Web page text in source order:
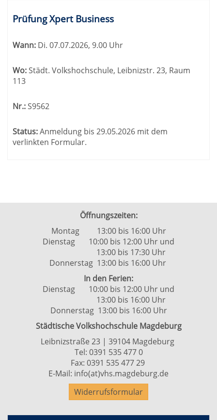
Prüfung Xpert Business
Wann: Di. 07.07.2026, 9.00 Uhr
Wo:Städt. Volkshochschule, Leibnizstr. 23, Raum
113
Nr.:S9562
Status:Anmeldung bis 29.05.2026 mit dem
verlinkten Formular.
Öffnungszeiten:
Montag 13:00 bis 16:00 Uhr
Dienstag 10:00 bis 12:00 Uhr und
13:00 bis 17:30 Uhr
Donnerstag 13:00 bis 16:00 Uhr
In den Ferien:
Dienstag 10:00 bis 12:00 Uhr und
13:00 bis 16:00 Uhr
Donnerstag 13:00 bis 16:00 Uhr
Städtische Volkshochschule Magdeburg
Leibnizstraße 23 | 39104 Magdeburg
Tel: 0391 535 477 0
Fax: 0391 535 477 29
E-Mail: info(at)vhs.magdeburg.de
Widerrufsformular